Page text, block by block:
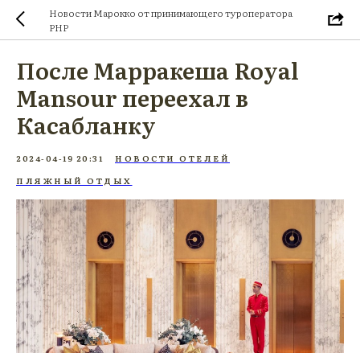
Новости Марокко от принимающего туроператора
PHP
После Марракеша Royal
Mansour переехал в
Касабланку
2024-04-19 20:31
НОВОСТИ ОТЕЛЕЙ
ПЛЯЖНЫЙ ОТДЫХ